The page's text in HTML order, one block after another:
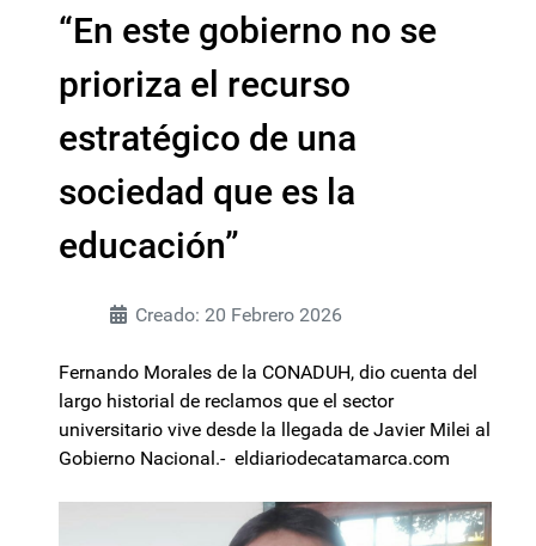
“En este gobierno no se
prioriza el recurso
estratégico de una
sociedad que es la
educación”
Creado: 20 Febrero 2026
Fernando Morales de la CONADUH, dio cuenta del
largo historial de reclamos que el sector
universitario vive desde la llegada de Javier Milei al
Gobierno Nacional.- eldiariodecatamarca.com